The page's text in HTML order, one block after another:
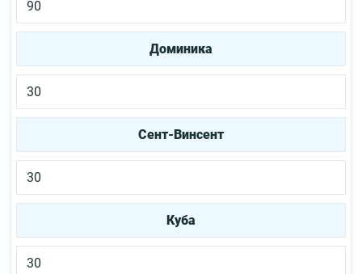
90
Доминика
30
Сент-Винсент
30
Куба
30